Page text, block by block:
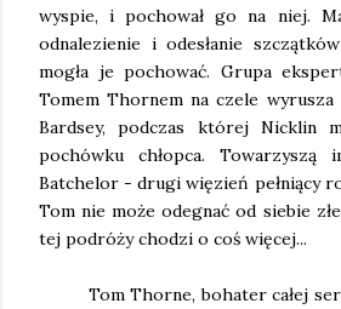
wyspie, i pochował go na niej.
odnalezienie i odesłanie
mogła je pochować. Grupa
Tomem Thornem na czele
Bardsey, podczas której Nicklin
pochówku chłopca.
Batchelor - drugi więzień pełniący
Tom nie może odegnać od siebie
tej podróży chodzi o coś więcej...
Tom Thorne, bohater całej serii